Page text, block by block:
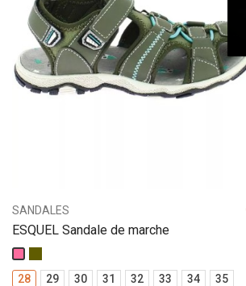
SANDALES
ESQUEL Sandale de marche
Rose
28 29 30 31 32 33 34 35